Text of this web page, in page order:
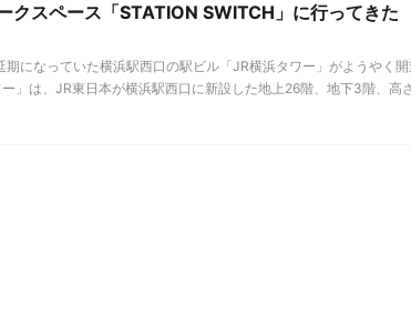
クスペース「STATION SWITCH」に行ってきた
になっていた横浜駅西口の駅ビル「JR横浜タワー」がようやく開
」は、JR東日本が横浜駅西口に新設した地上26階、地下3階、高